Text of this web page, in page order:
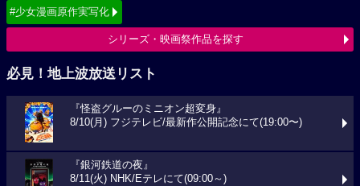
#少女漫画原作実写化
シリーズ・映画祭作品を探す
必見！地上波放送リスト
『怪盗グルーのミニオン超変身』
8/10(月) フジテレビ/最新作公開記念にて(19:00〜)
『銀河鉄道の夜』
8/11(火) NHK/Eテレにて(09:00～)